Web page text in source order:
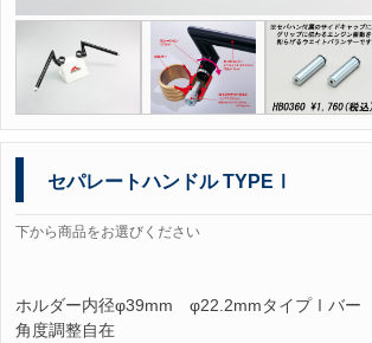
セパレートハンドル TYPEⅠ
下から商品をお選びください
ホルダー内径φ39mm φ22.2mmタイプⅠバー
角度調整自在